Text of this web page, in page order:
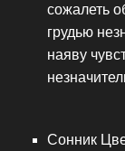
сожалеть
грудью
наяву
Сонник